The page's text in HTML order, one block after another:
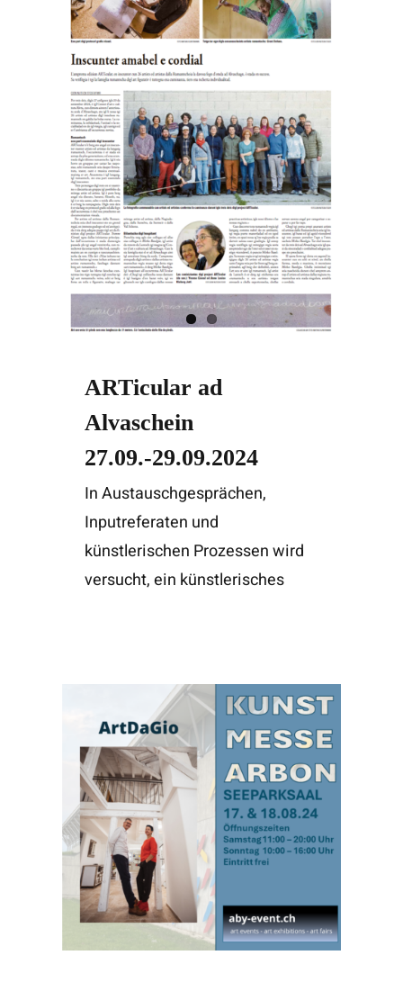
ARTicular ad
Alvaschein
27.09.-29.09.2024
In Austauschgesprächen,
Inputreferaten und
künstlerischen Prozessen wird
versucht, ein künstlerisches